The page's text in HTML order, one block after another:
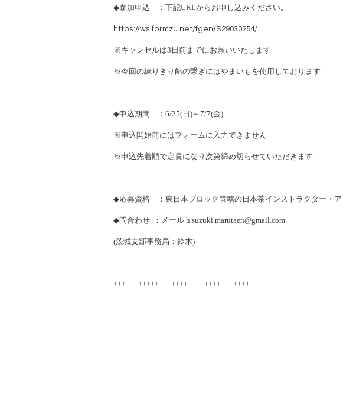
◆参加申込 ：下記URLからお申し込みください。
https://ws.formzu.net/fgen/S29030254/
※ キャンセルは3 日前までにお願いいたします
※今回の練りきり餡の繋ぎにはやまいもを使用しております
◆申込期間 ： 6/25( 日 )～ 7/7(金)
※申込開始前にはフォームに入力できません
※申込先着順で定員になり次第締め切らせていただきます
◆応募資格 ：東日本ブロック管轄の日本茶インストラクター・ア
◆問合わせ ：メール h.suzuki.marutaen@gmail.com
(茨城支部事務局：鈴木)
+++++++++++++++++++++++++++++++++